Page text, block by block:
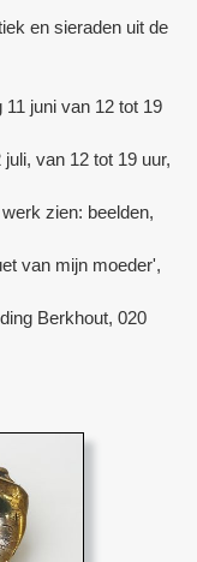
en sieraden uit de
juni van 12 tot 19
van 12 tot 19 uur,
zien: beelden,
van mijn moeder',
Berkhout, 020